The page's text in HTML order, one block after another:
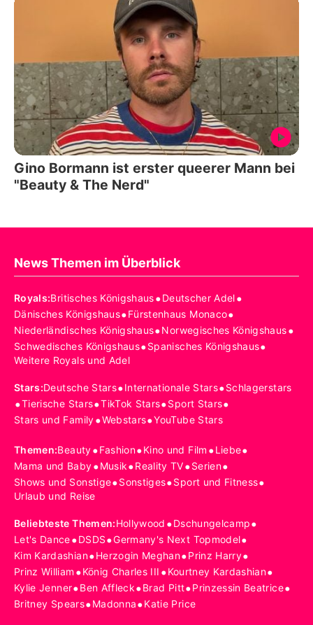
Gino Bormann ist erster queerer Mann bei
"Beauty & The Nerd"
News Themen im Überblick
Royals:Britisches Königshaus•Deutscher Adel•
Dänisches Königshaus•Fürstenhaus Monaco•
Niederländisches Königshaus•Norwegisches Königshaus•
Schwedisches Königshaus•Spanisches Königshaus•
Weitere Royals und Adel
Stars:Deutsche Stars•Internationale Stars•Schlagerstars
•Tierische Stars•TikTok Stars•Sport Stars•
Stars und Family•Webstars•YouTube Stars
Themen:Beauty•Fashion•Kino und Film •Liebe•
Mama und Baby•Musik•Reality TV•Serien•
Shows und Sonstige•Sonstiges•Sport und Fitness•
Urlaub und Reise
Beliebteste Themen:Hollywood •Dschungelcamp•
Let's Dance•DSDS•Germany's Next Topmodel•
Kim Kardashian•Herzogin Meghan•Prinz Harry•
Prinz William •König Charles III •Kourtney Kardashian•
Kylie Jenner•Ben Affleck•Brad Pitt•Prinzessin Beatrice•
Britney Spears•Madonna•Katie Price